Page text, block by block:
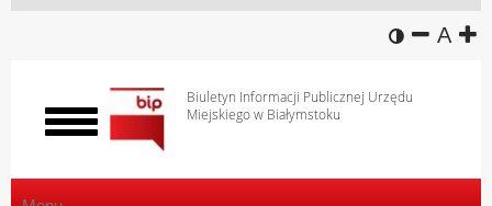
wersja
A
Biuletyn Informacji Publicznej Urzędu
Miejskiego w Białymstoku
Włącz
menu